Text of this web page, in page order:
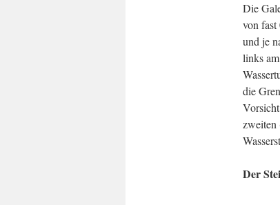
Die
von
und je
links
die
zweiten
Der